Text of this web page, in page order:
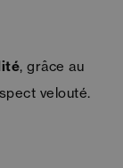
, grâce au
velouté.